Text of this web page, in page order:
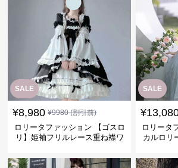
SALE
¥8,980 ¥9980(割引前)
ロリータファッション 【ゴスロ
リ】姫袖フリルレース重ね襟ワ
SALE
¥
ロリータ
カルロリ